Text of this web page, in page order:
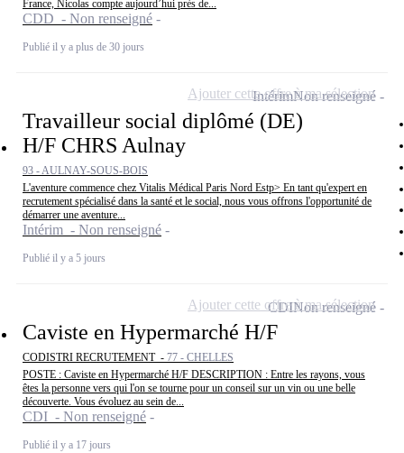
France, Nicolas compte aujourd’hui près de...
CDD - Non renseigné
Publié il y a plus de 30 jours
Travailleur social diplômé (DE)
H/F CHRS Aulnay
93 - AULNAY-SOUS-BOIS
L'aventure commence chez Vitalis Médical Paris Nord Estp> En tant qu'expert en
recrutement spécialisé dans la santé et le social, nous vous offrons l'opportunité de
démarrer une aventure...
Intérim - Non renseigné
Publié il y a 5 jours
IntérimNon renseigné
Ajouter cette offre à ma sélection
Caviste en Hypermarché H/F
CODISTRI RECRUTEMENT - 77 - CHELLES
POSTE : Caviste en Hypermarché H/F DESCRIPTION : Entre les rayons, vous
êtes la personne vers qui l'on se tourne pour un conseil sur un vin ou une belle
découverte. Vous évoluez au sein de...
CDI - Non renseigné
Publié il y a 17 jours
CDINon renseigné
Ajouter cette offre à ma sélection